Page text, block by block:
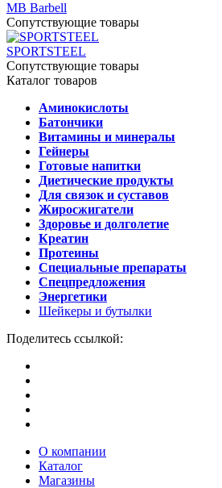
MB Barbell
Сопутствующие товары
SPORTSTEEL
Сопутствующие товары
Каталог товаров
Аминокислоты
Батончики
Витамины и минералы
Гейнеры
Готовые напитки
Диетические продукты
Для связок и суставов
Жиросжигатели
Здоровье и долголетие
Креатин
Протеины
Специальные препараты
Спецпредложения
Энергетики
Шейкеры и бутылки
Поделитесь ссылкой:
О компании
Каталог
Магазины